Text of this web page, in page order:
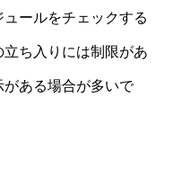
ールをチェックする
ち入りには制限があ
ある場合が多いで